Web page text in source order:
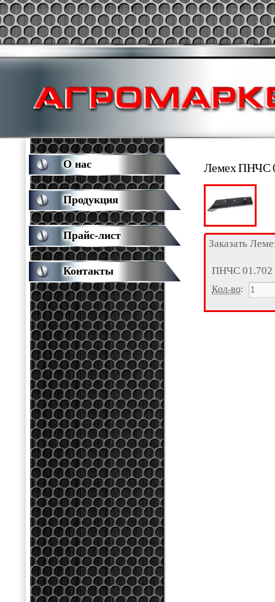
Лемех ПНЧС
Заказать
ПНЧС 01.702
Кол-во:
О нас
Продукция
Прайс-лист
Контакты